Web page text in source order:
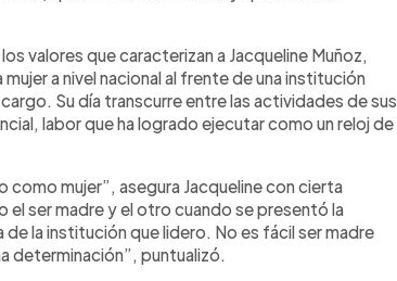
valores que caracterizan a Jacqueline Muñoz,
a nivel nacional al frente de una institución
Su día transcurre entre las actividades de sus
labor que ha logrado ejecutar como un reloj de
mujer”, asegura Jacqueline con cierta
el ser madre y el otro cuando se presentó la
la institución que lidero. No es fácil ser madre
determinación”, puntualizó.